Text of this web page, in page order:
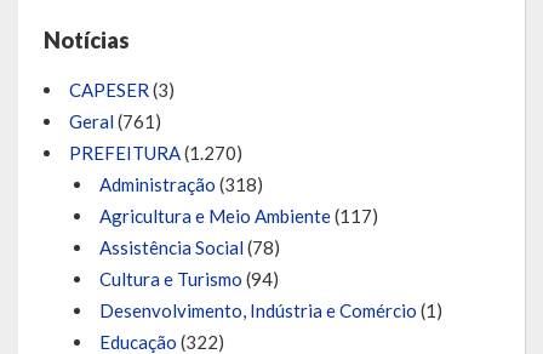
Notícias
CAPESER (3)
Geral(761)
PREFEITURA(1.270)
Administração (318)
Agricultura e Meio Ambiente(117)
Assistência Social(78)
Cultura e Turismo (94)
Desenvolvimento, Indústria e Comércio (1)
Educação (322)